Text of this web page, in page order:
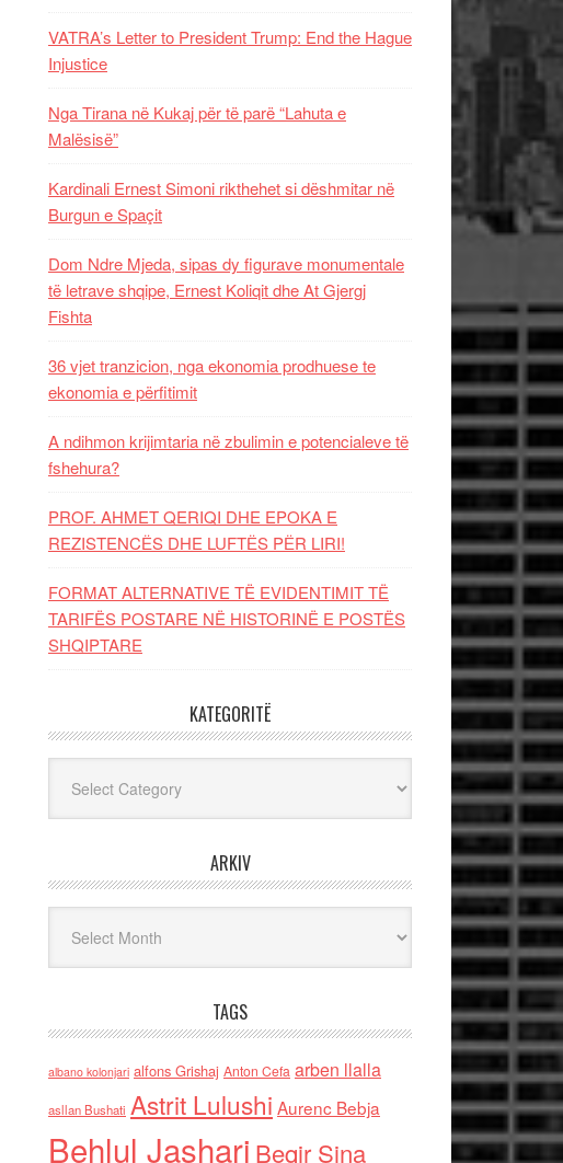
VATRA’s Letter to President Trump: End the Hague
Injustice
Nga Tirana në Kukaj për të parë “Lahuta e
Malësisë”
Kardinali Ernest Simoni rikthehet si dëshmitar në
Burgun e Spaçit
Dom Ndre Mjeda, sipas dy figurave monumentale
të letrave shqipe, Ernest Koliqit dhe At Gjergj
Fishta
36 vjet tranzicion, nga ekonomia prodhuese te
ekonomia e përfitimit
A ndihmon krijimtaria në zbulimin e potencialeve të
fshehura?
PROF. AHMET QERIQI DHE EPOKA E
REZISTENCЁS DHE LUFTЁS PЁR LIRI!
FORMAT ALTERNATIVE TË EVIDENTIMIT TË
TARIFËS POSTARE NË HISTORINË E POSTËS
SHQIPTARE
KATEGORITË
ARKIV
TAGS
albano kolonjari alfons Grishaj Anton Cefa arben llalla
asllan Bushati Astrit Lulushi Aurenc Bebja
Behlul Jashari Beqir Sina